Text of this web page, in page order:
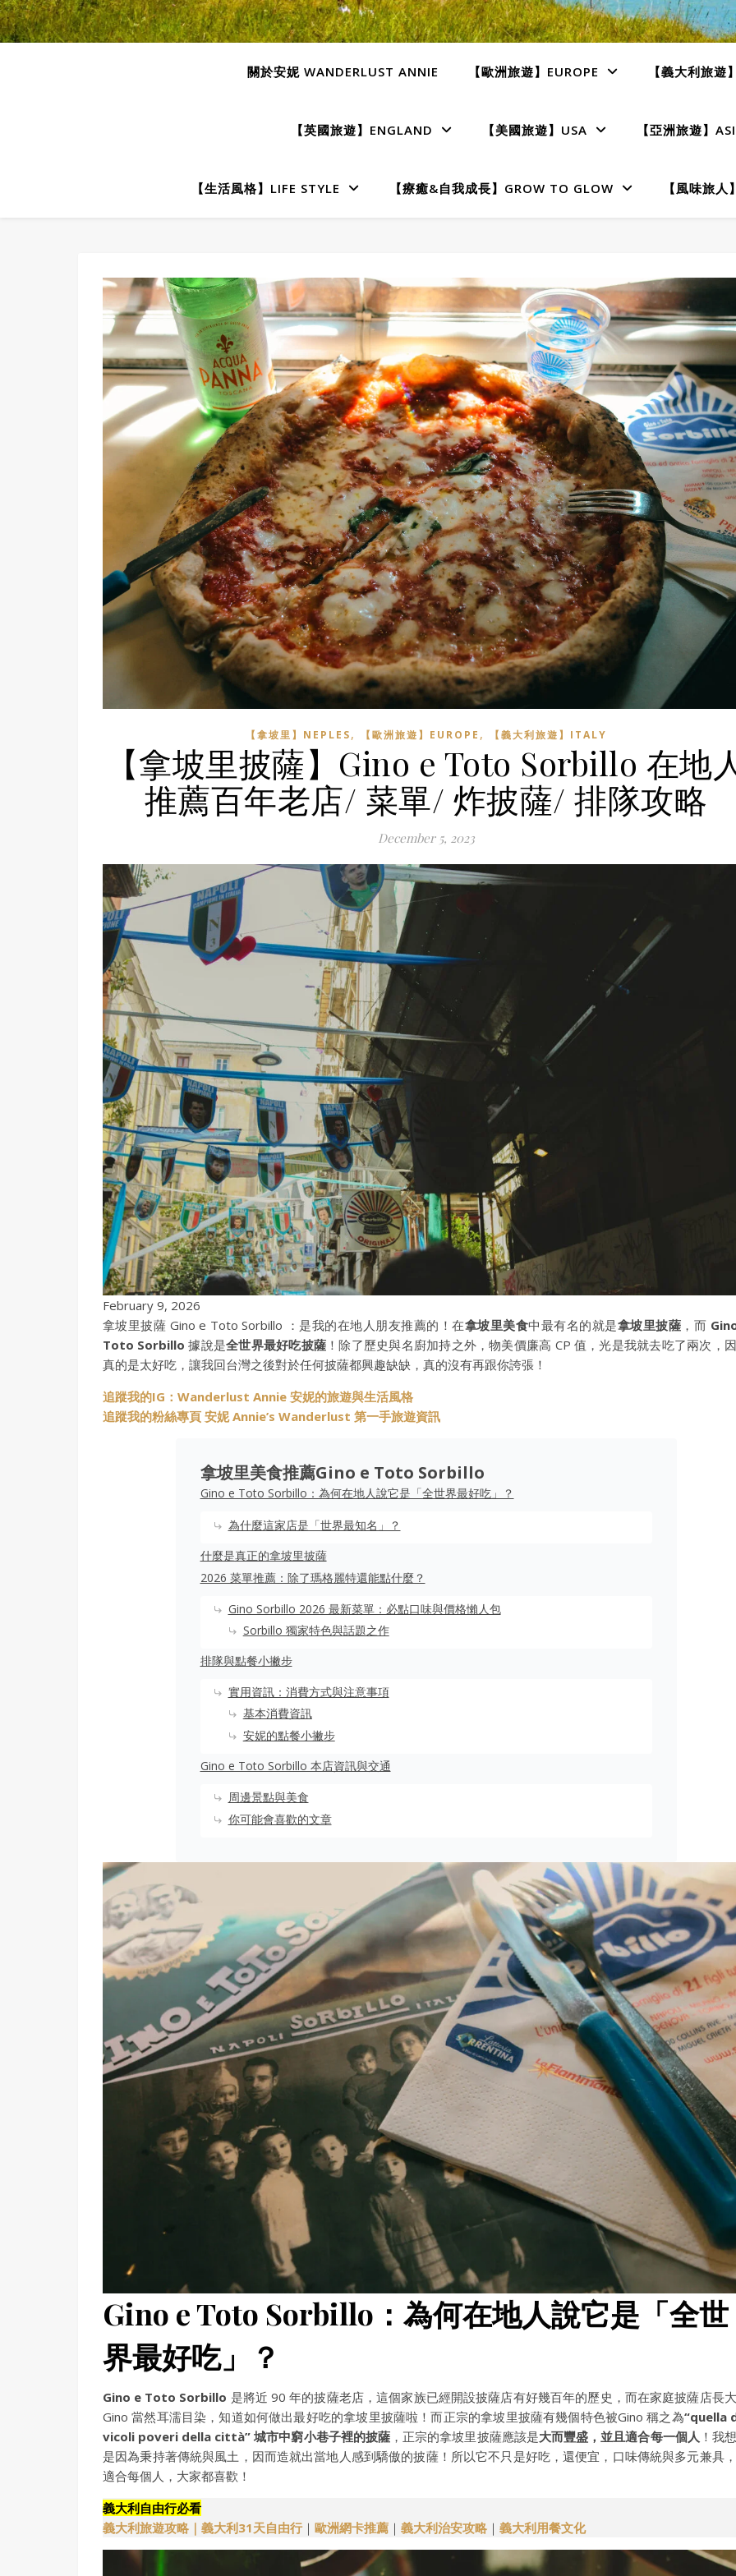
關於安妮 WANDERLUST ANNIE 【歐洲旅遊】EUROPE 【義大利旅遊
【英國旅遊】ENGLAND 【美國旅遊】USA 【亞洲旅遊】
【生活風格】LIFE STYLE 【療癒&自我成長】GROW TO GLOW 【風味旅人
【拿坡里】NEPLES, 【歐洲旅遊】EUROPE , 【義大利旅遊】ITALY
【拿坡里披薩】Gino e Toto Sorbillo 在地
推薦百年老店/ 菜單/ 炸披薩/ 排隊攻略
December 5, 2023
February 9, 2026
拿坡里披薩 Gino e Toto Sorbillo ：是我的在地人朋友推薦的！在拿坡里美食中最有名的就是拿坡里披薩 ，而
Toto Sorbillo據說是全世界最好吃披薩 ！除了歷史與名廚加持之外，物美價廉高 CP 值，光是我就去吃了兩次，
真的是太好吃，讓我回台灣之後對於任何披薩都興趣缺缺，真的沒有再跟你誇張！
追蹤我的IG：Wanderlust Annie 安妮的旅遊與生活風格
追蹤我的粉絲專頁 安妮 Annie’s Wanderlust 第一手旅遊資訊
拿坡里美食推薦Gino e Toto Sorbillo
Gino e Toto Sorbillo：為何在地人說它是「全世界最好吃」？
為什麼這家店是「世界最知名」？
什麼是真正的拿坡里披薩
2026 菜單推薦：除了瑪格麗特還能點什麼？
Gino Sorbillo 2026 最新菜單：必點口味與價格懶人包
Sorbillo 獨家特色與話題之作
排隊與點餐小撇步
實用資訊：消費方式與注意事項
基本消費資訊
安妮的點餐小撇步
Gino e Toto Sorbillo 本店資訊與交通
周邊景點與美食
你可能會喜歡的文章
Gino e Toto Sorbillo：為何在地人說它是「全世
界最好吃」？
Gino e Toto Sorbillo 是將近 90 年的披薩老店，這個家族已經開設披薩店有好幾百年的歷史，而在家庭披薩店長
Gino 當然耳濡目染，知道如何做出最好吃的拿坡里披薩啦！而正宗的拿坡里披薩有幾個特色被Gino 稱之為“quella
vicoli poveri della città” 城市中窮小巷子裡的披薩 ，正宗的拿坡里披薩應該是大而豐盛，並且適合每一個人 ！我
是因為秉持著傳統與風土，因而造就出當地人感到驕傲的披薩！所以它不只是好吃，還便宜，口味傳統與多元兼具
適合每個人，大家都喜歡！
義大利自由行必看
義大利旅遊攻略｜ 義大利31天自由行｜ 歐洲網卡推薦 ｜ 義大利治安攻略 ｜ 義大利用餐文化